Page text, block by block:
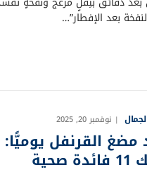
بعد الإفطار”…
نوفمبر 20, 2025
مضغ القرنفل